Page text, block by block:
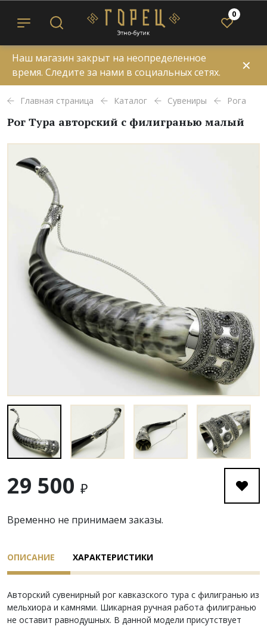
0
Наш магазин закрыт на неопределенное
время. Следите за нами в социальных сетях.
✕
Главная страница Каталог Сувениры Рога
Рог Тура авторский с филигранью малый
29 500 ₽
Временно не принимаем заказы.
ОПИСАНИЕ ХАРАКТЕРИСТИКИ
Авторский сувенирный рог кавказского тура с филигранью из
мельхиора и камнями. Шикарная ручная работа филигранью
не оставит равнодушных. В данной модели присутствует